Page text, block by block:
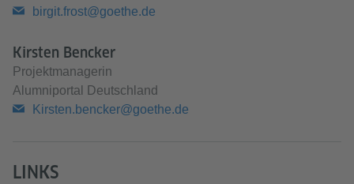
birgit.frost@goethe.de
Kirsten Bencker
Projektmanagerin
Alumniportal Deutschland
Kirsten.bencker@goethe.de
LINKS